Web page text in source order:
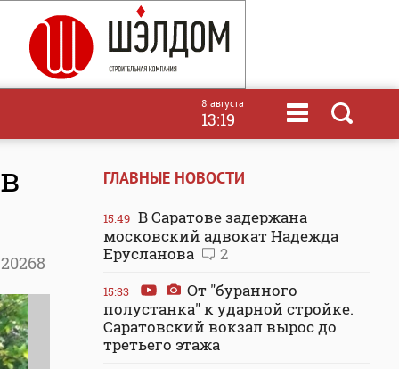
8 августа
13:19
20268
ГЛАВНЫЕ НОВОСТИ
15:49 В Саратове задержана
московский адвокат Надежда
Ерусланова
2
15:33
От "буранного
полустанка" к ударной стройке.
Саратовский вокзал вырос до
третьего этажа